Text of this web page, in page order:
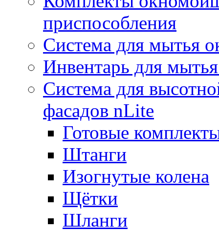
приспособления
Система для мытья
Инвентарь для
Система для
фасадов nLite
Готовые
Штанги
Изогнутые колена
Щётки
Шланги